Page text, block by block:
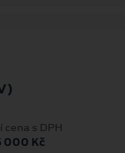
cena s DPH
000 Kč